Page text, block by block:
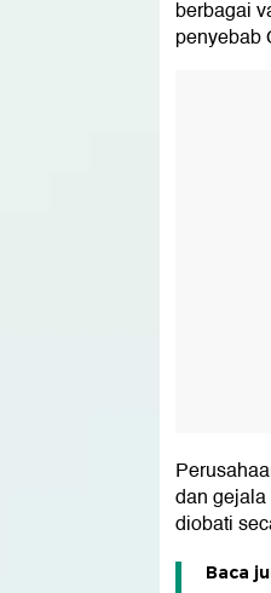
berbagai
penyebab
dan
diobati
Baca